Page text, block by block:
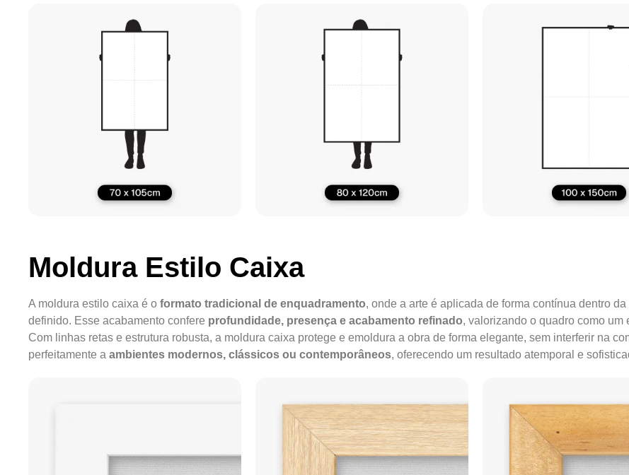
Moldura Estilo Caixa
A moldura estilo caixa é o formato tradicional de enquadramento, onde a arte é aplicada de forma contínua dentro
definido. Esse acabamento confere profundidade, presença e acabamento refinado, valorizando o quadro como um
Com linhas retas e estrutura robusta, a moldura caixa protege e emoldura a obra de forma elegante, sem interferir na
perfeitamente a ambientes modernos, clássicos ou contemporâneos, oferecendo um resultado atemporal e